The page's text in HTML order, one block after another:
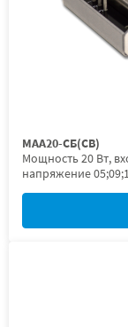
МАА20-СБ(СВ)
Мощность 20 Вт,
напряжение